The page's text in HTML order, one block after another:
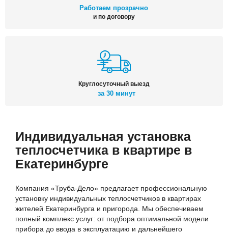
Работаем прозрачно
и по договору
Круглосуточный выезд
за 30 минут
Индивидуальная установка
теплосчетчика в квартире в
Екатеринбурге
Компания «Труба-Дело» предлагает профессиональную
установку индивидуальных теплосчетчиков в квартирах
жителей Екатеринбурга и пригорода. Мы обеспечиваем
полный комплекс услуг: от подбора оптимальной модели
прибора до ввода в эксплуатацию и дальнейшего